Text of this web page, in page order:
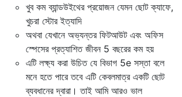
খুব কম ব্যান্ডউইথের প্রয়োজন যেমন ছোট ক্যাফে,
খুচরা স্টোর ইত্যাদি
অথবা যেখানে অভ্যন্তর ফিটআউট এবং অফিস
স্পেসের প্রত্যাশিত জীবন 5 বছরের কম হয়
এটি লক্ষ্য করা উচিত যে বিভাগ 5e সস্তা বলে
মনে হতে পারে তবে এটি কেবলমাত্র একটি ছোট
ব্যবধানের দ্বারা। তাই আমি আরও ভাল